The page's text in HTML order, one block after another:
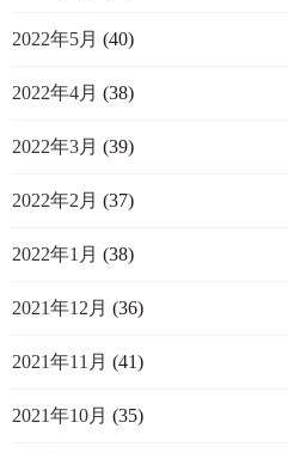
2022年5月 (40)
2022年4月 (38)
2022年3月 (39)
2022年2月 (37)
2022年1月 (38)
2021年12月 (36)
2021年11月 (41)
2021年10月 (35)